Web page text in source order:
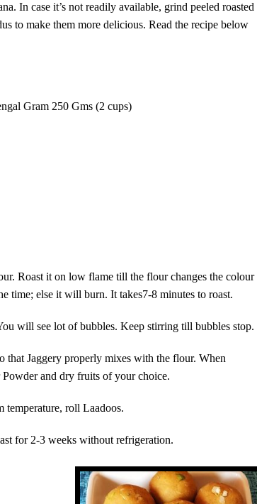
In case it’s not readily available, grind peeled roasted
to make them more delicious. Read the recipe below
Gram250 Gms (2 cups)
. Roast it on low flame till the flour changes the colour
time; else it will burn. It takes7-8 minutes to roast.
will see lot of bubbles. Keep stirring till bubbles stop.
that Jaggery properly mixes with the flour. When
and dry fruits of your choice.
temperature, roll Laadoos.
for 2-3weeks without refrigeration.